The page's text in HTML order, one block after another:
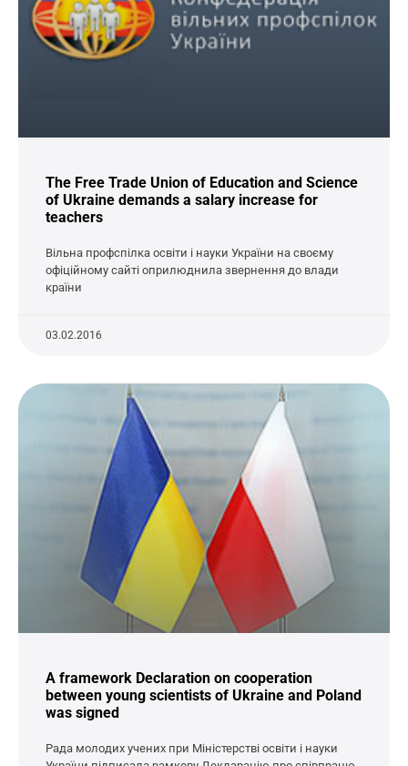
The Free Trade Union of Education and Science
of Ukraine demands a salary increase for
teachers
Вільна профспілка освіти і науки України на своєму
офіційному сайті оприлюднила звернення до влади
країни
03.02.2016
A framework Declaration on cooperation
between young scientists of Ukraine and Poland
was signed
Рада молодих учених при Міністерстві освіти і науки